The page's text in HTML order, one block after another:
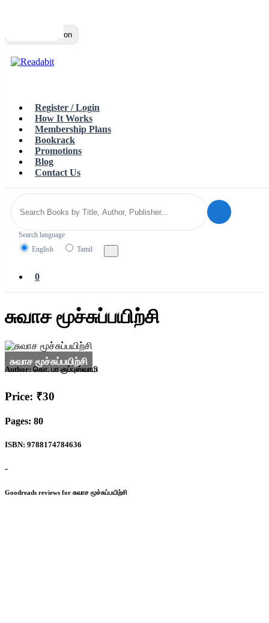
Toggle navigation
Register / Login
How It Works
Membership Plans
Bookrack
Promotions
Blog
Contact Us
Search language
English
Tamil
0
சுவாச மூச்சுப்பயிற்சி
Author: கொ. பா குப்புஸ்வாமி
Price: ₹30
Pages: 80
ISBN: 9788174784636
-
Goodreads reviews for சுவாச மூச்சுப்பயிற்சி